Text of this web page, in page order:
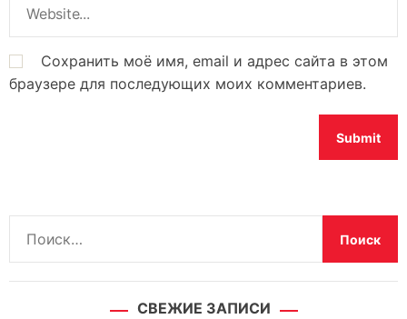
Сохранить моё имя, email и адрес сайта в этом
браузере для последующих моих комментариев.
СВЕЖИЕ ЗАПИСИ